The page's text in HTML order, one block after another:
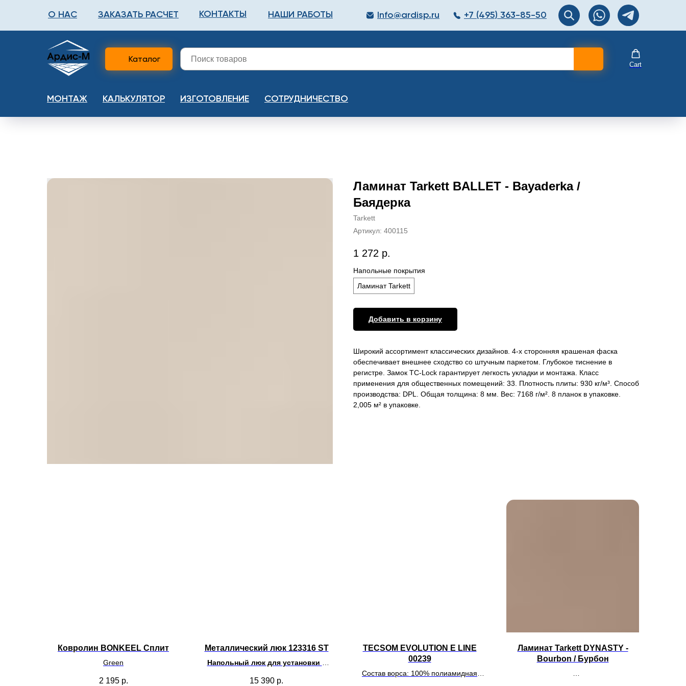
Перезвоните мне!
О НАС ЗАКАЗАТЬ РАСЧЕТ КОНТАКТЫ НАШИ РАБОТЫ +7 (495) 363-85-50
Info@ardisp.ru
ФАЛЬШПОЛ
Каталог
Cart
МОНТАЖ КАЛЬКУЛЯТОР ИЗГОТОВЛЕНИЕ СОТРУДНИЧЕСТВО
Ламинат Tarkett BALLET - Bayaderka /
Баядерка
Tarkett
Артикул: 400115
1 272 р.
Напольные покрытия
Ламинат Tarkett
Добавить в корзину
Широкий ассортимент классических дизайнов. 4-х сторонняя крашеная фаска
обеспечивает внешнее сходство со штучным паркетом. Глубокое тиснение в
регистре. Замок TC-Lock гарантирует легкость укладки и монтажа. Класс
применения для общественных помещений: 33. Плотность плиты: 930 кг/м³. Способ
производства: DPL. Общая толщина: 8 мм. Вес: 7168 г/м². 8 планок в упаковке.
2,005 м² в упаковке.
Ковролин BONKEEL Сплит
Green
2 195 р.
Металлический люк 123316 ST
Напольный люк для установки 8
Крышка с кромкой
15 390 р.
TECSOM EVOLUTION E LINE
00239
Состав ворса: 100% полиамидная
Ламинат Tarkett DYNASTY -
Bourbon / Бурбон